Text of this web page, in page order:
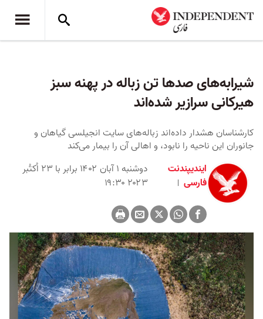
شیرابه‌های صدها تن زباله در پهنه سبز
هیرکانی سرازیر شده‌اند
کارشناسان هشدار داده‌اند زباله‌های سایت انجیلسی گیاهان و
جانوران این ناحیه را نابود، و اهالی آن را بیمار می‌کند
ایندیپندنت
فارسی
دوشنبه ۱ آبان ۱۴۰۲ برابر با ۲۳ اُکتُبر
۲۰۲۳ ۱۹:۳۰